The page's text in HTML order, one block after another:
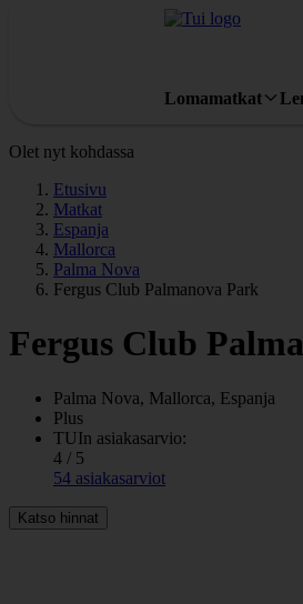
Lomamatkat
Olet nyt kohdassa
Etusivu
Matkat
Espanja
Mallorca
Palma Nova
Fergus Club Palmanova Park
Fergus Club
Palma Nova, Mallorca, Espanja
Plus
TUIn asiakasarvio:
4 / 5
54 asiakasarviot
Katso hinnat